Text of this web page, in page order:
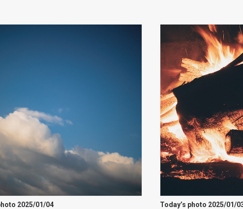
2025/01/04 Today’s photo 2025/01/